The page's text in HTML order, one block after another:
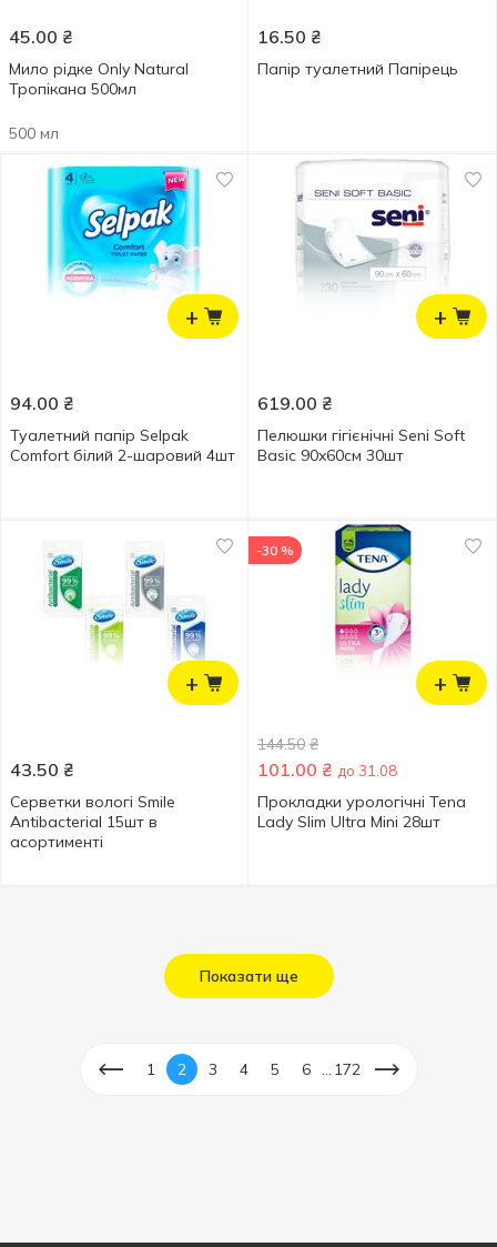
45.00 ₴
Мило рідке Only Natural
Тропікана 500мл
500 мл
16.50 ₴
Папір туалетний Папірець
+
94.00 ₴
Туалетний папір Selpak
Comfort білий 2-шаровий 4шт
+
619.00 ₴
Пелюшки гігієнічні Seni Soft
Basic 90x60см 30шт
+
43.50 ₴
Серветки вологі Smile
Antibacterial 15шт в
асортименті
+
-30 %
144.50 ₴
101.00 ₴ до 31.08
Прокладки урологічні Tena
Lady Slim Ultra Mini 28шт
Показати ще
1 2 3 4 5 6 172